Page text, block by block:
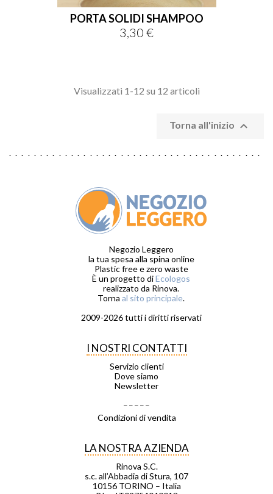
PORTA SOLIDI SHAMPOO
Prezzo
3,30 €
Visualizzati 1-12 su 12 articoli
Torna all'inizio 
Negozio Leggero
la tua spesa alla spina online
Plastic free e zero waste
È un progetto diEcologos
realizzato da Rinova.
Torna al sito principale.
2009-2026 tutti i diritti riservati
I NOSTRI CONTATTI
Servizio clienti
Dove siamo
Newsletter
Condizioni di vendita
LA NOSTRA AZIENDA
Rinova S.C.
s.c. all’Abbadia di Stura, 107
10156 TORINO – Italia